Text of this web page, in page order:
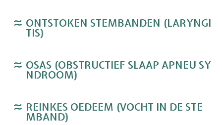
ONTSTOKEN STEMBANDEN (LARYNGI
TIS)
OSAS (OBSTRUCTIEF SLAAP APNEU SY
NDROOM)
REINKES OEDEEM (VOCHT IN DE STE
MBAND)